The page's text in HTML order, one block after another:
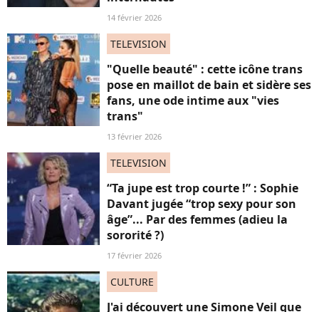
14 février 2026
TELEVISION
"Quelle beauté" : cette icône trans
pose en maillot de bain et sidère ses
fans, une ode intime aux "vies
trans"
13 février 2026
TELEVISION
“Ta jupe est trop courte !” : Sophie
Davant jugée “trop sexy pour son
âge”... Par des femmes (adieu la
sororité ?)
17 février 2026
CULTURE
J'ai découvert une Simone Veil que